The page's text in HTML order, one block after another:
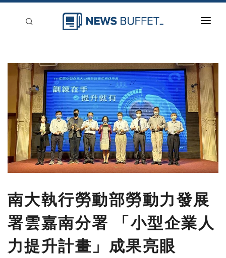
新聞稿分類
登入
刊登
南大執行勞動部勞動力發展
署雲嘉南分署 「小型企業人
力提升計畫」成果亮眼